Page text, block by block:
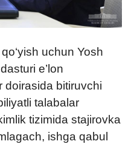
uchun Yosh
e’lon
doirasida bitiruvchi
talabalar
tizimida stajirovka
ishga qabul